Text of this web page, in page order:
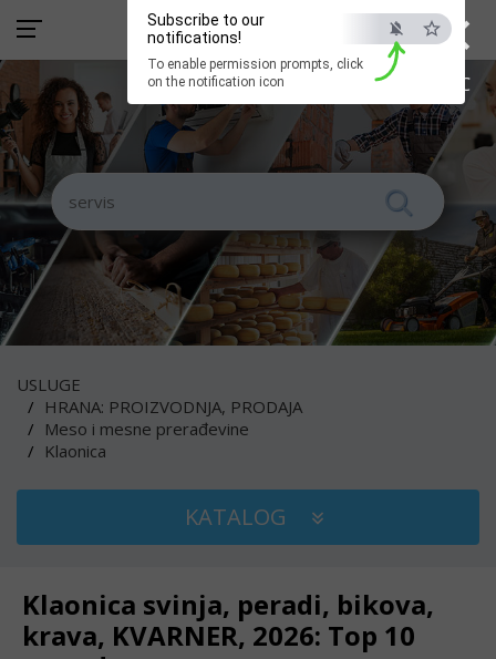
×
ESC
Subscribe to our
notifications!
To enable permission prompts, click
on the notification icon
USLUGE
HRANA: PROIZVODNJA, PRODAJA
Meso i mesne prerađevine
Klaonica
KATALOG
Klaonica svinja, peradi, bikova,
krava, KVARNER, 2026: Top 10